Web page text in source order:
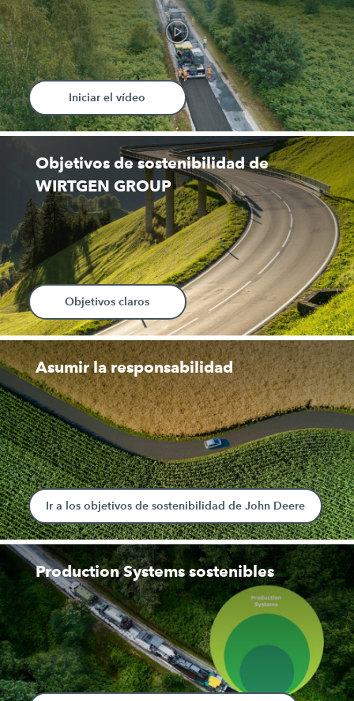
Iniciar el vídeo
Objetivos de sostenibilidad de
WIRTGEN GROUP
Objetivos claros
Asumir la responsabilidad
Ir a los objetivos de sostenibilidad de John Deere
Production Systems sostenibles